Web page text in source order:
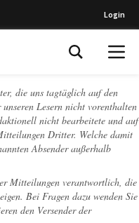
Login
die uns tagtäglich auf den
Lesern nicht vorenthalten
nicht bearbeitete und auf
Dritter. Welche damit
Absender außerhalb
Mitteilungen verantwortlich, die
Bei Fragen dazu wenden Sie
den Versender der